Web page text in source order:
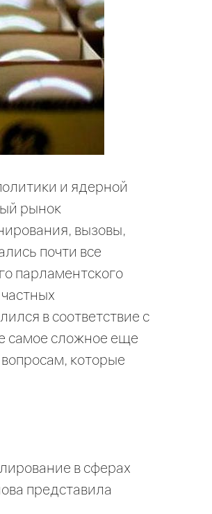
и ядерной
рынок
вызовы,
почти все
парламентского
в соответствие с
самое сложное еще
которые
в сферах
представила